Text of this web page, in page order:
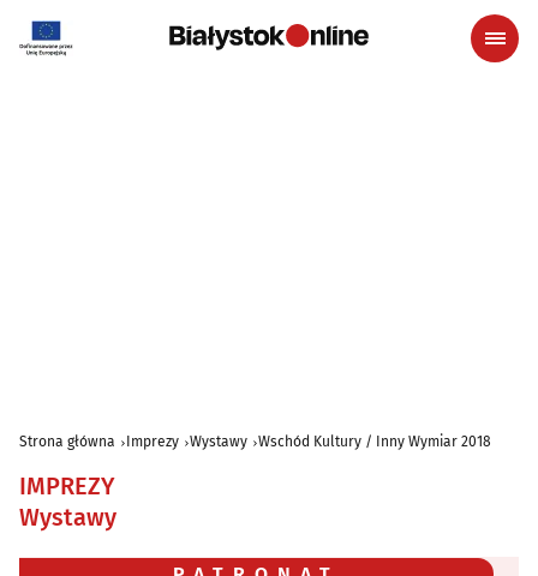
Strona główna Imprezy Wystawy Wschód Kultury / Inny Wymiar 2018
IMPREZY
Wystawy